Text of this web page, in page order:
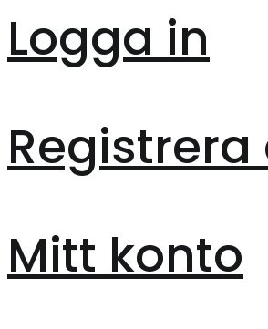
Logga in
Registrera
Mitt konto